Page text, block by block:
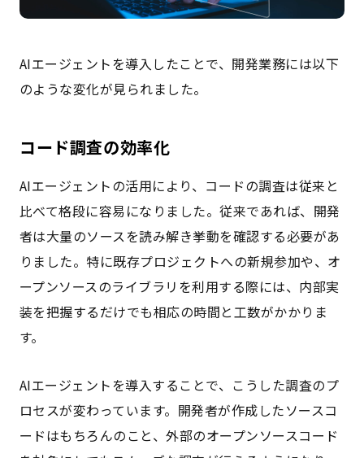
AIエージェントを導入したことで、開発業務には以下
のような変化が見られました。
コード調査の効率化
AIエージェントの活用により、コードの調査は従来と
比べて格段に容易になりました。従来であれば、開発
者は大量のソースを読み解き挙動を確認する必要があ
りました。特に既存プロジェクトへの新規参加や、オ
ープンソースのライブラリを利用する際には、内部実
装を把握するだけでも相応の時間と工数がかかりま
す。
AIエージェントを導入することで、こうした調査のプ
ロセスが変わっています。開発者が作成したソースコ
ードはもちろんのこと、外部のオープンソースコード